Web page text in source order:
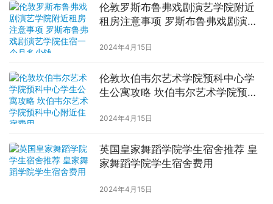
伦敦罗斯布鲁弗戏剧演艺学院附近
租房注意事项 罗斯布鲁弗戏剧演艺
2024年4月15日
伦敦坎伯韦尔艺术学院预科中心学
生公寓攻略 坎伯韦尔艺术学院预科
2024年4月15日
英国皇家舞蹈学院学生宿舍推荐 皇
家舞蹈学院学生宿舍费用
2024年4月15日